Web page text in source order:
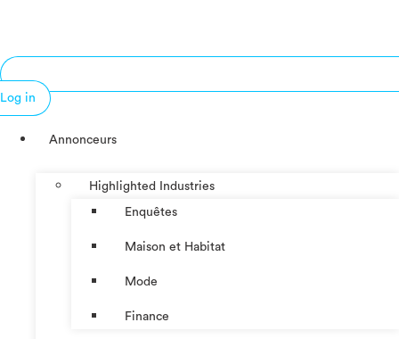
Log in
Annonceurs
Highlighted Industries
Enquêtes
Maison et Habitat
Mode
Finance